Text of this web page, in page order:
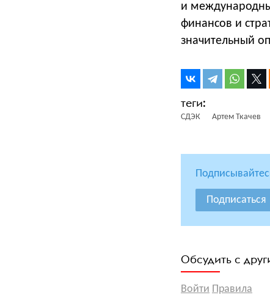
и
финансов и
значительный
СДЭК Артем Ткачев
Подписаться
Обсудить с
Войти Правила